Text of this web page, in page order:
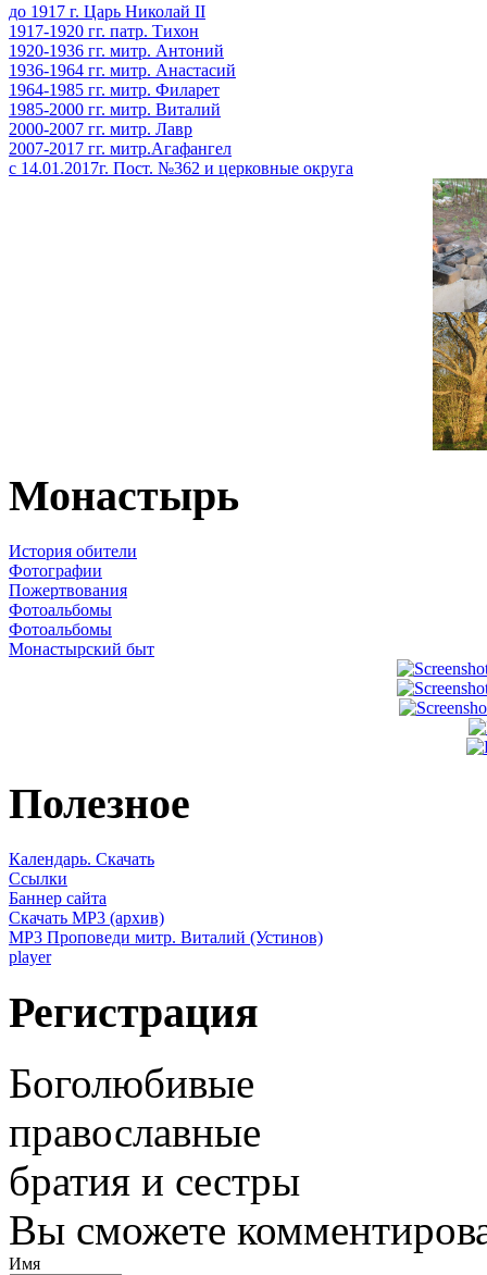
до 1917 г. Царь Николай II
1917-1920 гг. патр. Тихон
1920-1936 гг. митр. Антоний
1936-1964 гг. митр. Анастасий
1964-1985 гг. митр. Филарет
1985-2000 гг. митр. Виталий
2000-2007 гг. митр. Лавр
2007-2017 гг. митр.Агафангел
с 14.01.2017г. Пост. №362 и церковные округа
Монастырь
История обители
Фотографии
Пожертвования
Фотоальбомы
Фотоальбомы
Монастырский быт
Полезное
Календарь. Скачать
Ссылки
Баннер сайта
Скачать MP3 (архив)
MP3 Проповеди митр. Виталий (Устинов)
player
Регистрация
Боголюбивые
православные
братия и сестры
Вы сможете
Имя